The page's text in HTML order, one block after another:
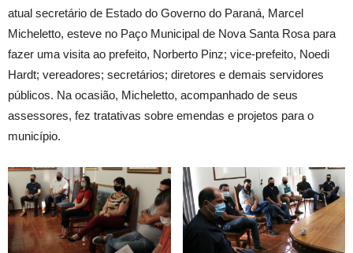
atual secretário de Estado do Governo do Paraná, Marcel
Micheletto, esteve no Paço Municipal de Nova Santa Rosa para
fazer uma visita ao prefeito, Norberto Pinz; vice-prefeito, Noedi
Hardt; vereadores; secretários; diretores e demais servidores
públicos. Na ocasião, Micheletto, acompanhado de seus
assessores, fez tratativas sobre emendas e projetos para o
município.